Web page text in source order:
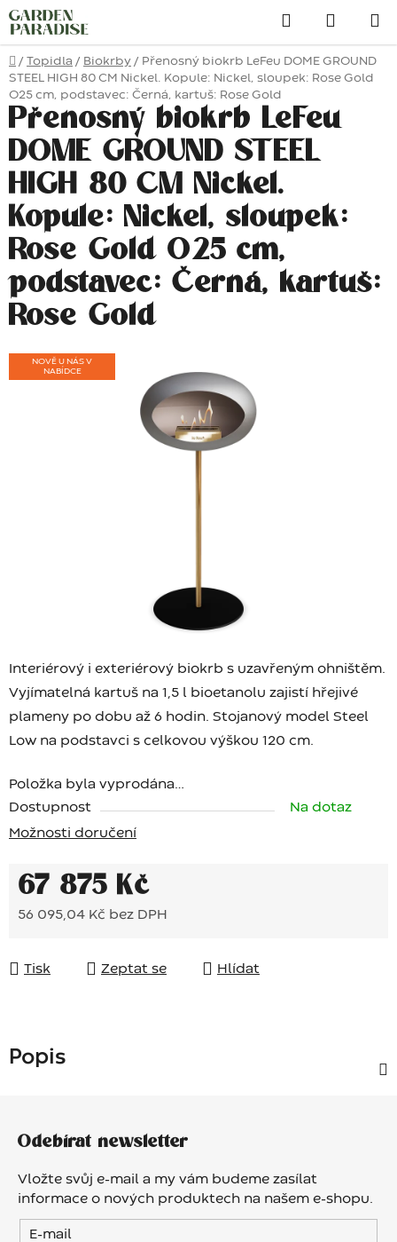
Přejít
na
obsah
Hledat
Domů
/ Topidla / Biokrby / Přenosný biokrb LeFeu DOME GROUND
STEEL HIGH 80 CM Nickel. Kopule: Nickel, sloupek: Rose Gold
O25 cm, podstavec: Černá, kartuš: Rose Gold
Interiérový i exteriérový biokrb s uzavřeným ohništěm.
Vyjímatelná kartuš na 1,5 l bioetanolu zajistí hřejivé
plameny po dobu až 6 hodin. Stojanový model Steel
Low na podstavci s celkovou výškou 120 cm.
Položka byla vyprodána…
Dostupnost
Na dotaz
Možnosti doručení
67 875 Kč
56 095,04 Kč bez DPH
Tisk Zeptat se Hlídat
Přenosný biokrb LeFeu
DOME GROUND STEEL
HIGH 80 CM Nickel.
Kopule: Nickel, sloupek:
Rose Gold O25 cm,
podstavec: Černá, kartuš:
Rose Gold
NOVĚ U NÁS V
NABÍDCE
Popis
Odebírat newsletter
Vložte svůj e-mail a my vám budeme zasílat
informace o nových produktech na našem e-shopu.
E-mail